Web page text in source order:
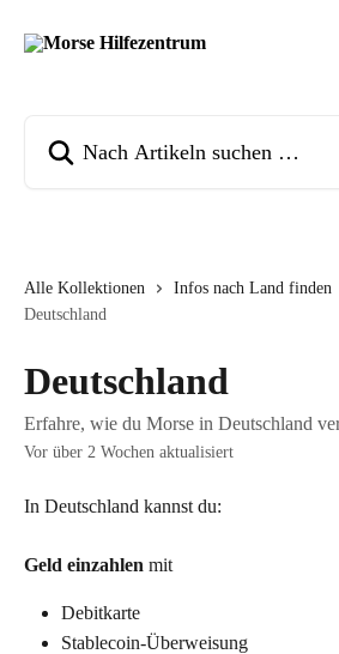
Alle Kollektionen Infos nach Land finden
Deutschland
Deutschland
Erfahre, wie du Morse in Deutschland
Vor über 2 Wochen aktualisiert
In Deutschland kannst du:
Geld einzahlen mit
Debitkarte
Stablecoin-Überweisung